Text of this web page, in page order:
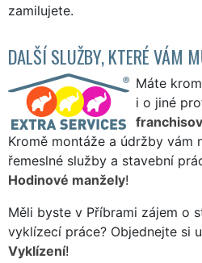
zamilujete.
DALŠÍ SLUŽBY, KTERÉ VÁM
Máte
i o jiné
Kromě montáže a údržby vám
řemeslné služby a stavební
Hodinové manžely!
Měli byste v Příbrami zájem o
vyklízecí práce? Objednejte si
Vyklízení!